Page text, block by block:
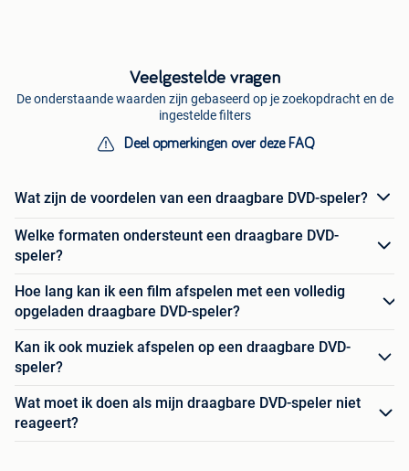
Veelgestelde vragen
De onderstaande waarden zijn gebaseerd op je zoekopdracht en de
ingestelde filters
Deel opmerkingen over deze FAQ
Wat zijn de voordelen van een draagbare DVD-speler?
Welke formaten ondersteunt een draagbare DVD-
speler?
Hoe lang kan ik een film afspelen met een volledig
opgeladen draagbare DVD-speler?
Kan ik ook muziek afspelen op een draagbare DVD-
speler?
Wat moet ik doen als mijn draagbare DVD-speler niet
reageert?